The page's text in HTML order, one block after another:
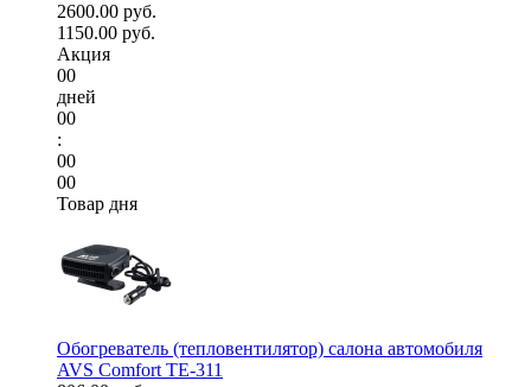
2600.00 руб.
1150.00 руб.
Акция
00
дней
00
:
00
00
Товар дня
Обогреватель (тепловентилятор) салона автомобиля
AVS Comfort TE-311